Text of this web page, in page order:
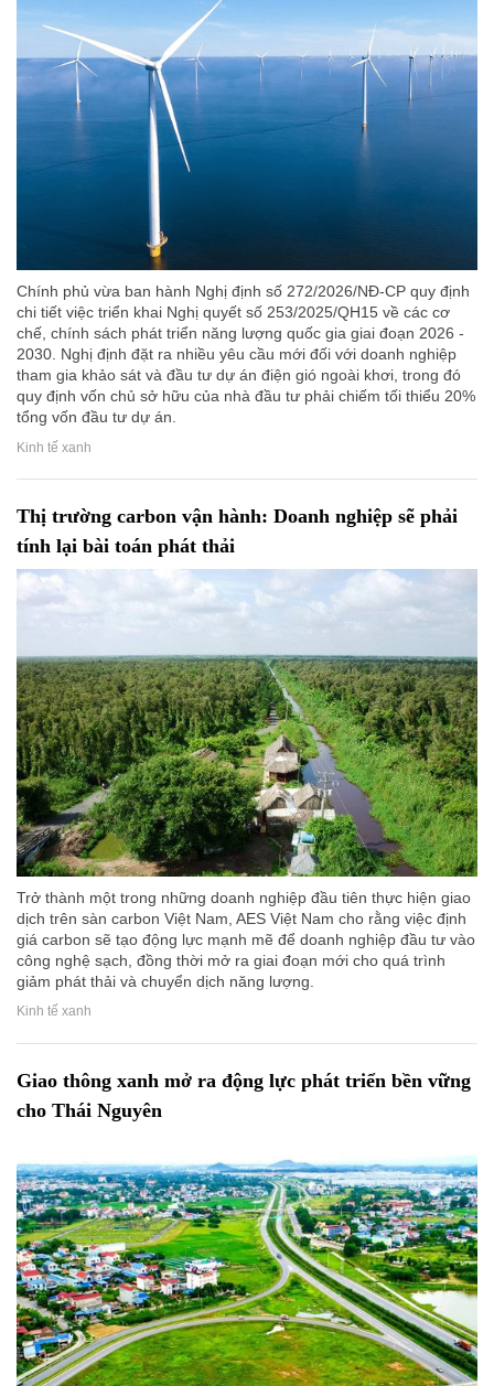
Chính phủ vừa ban hành Nghị định số 272/2026/NĐ-CP quy định
chi tiết việc triển khai Nghị quyết số 253/2025/QH15 về các cơ
chế, chính sách phát triển năng lượng quốc gia giai đoạn 2026 -
2030. Nghị định đặt ra nhiều yêu cầu mới đối với doanh nghiệp
tham gia khảo sát và đầu tư dự án điện gió ngoài khơi, trong đó
quy định vốn chủ sở hữu của nhà đầu tư phải chiếm tối thiểu 20%
tổng vốn đầu tư dự án.
Kinh tế xanh
Thị trường carbon vận hành: Doanh nghiệp sẽ phải
tính lại bài toán phát thải
Trở thành một trong những doanh nghiệp đầu tiên thực hiện giao
dịch trên sàn carbon Việt Nam, AES Việt Nam cho rằng việc định
giá carbon sẽ tạo động lực mạnh mẽ để doanh nghiệp đầu tư vào
công nghệ sạch, đồng thời mở ra giai đoạn mới cho quá trình
giảm phát thải và chuyển dịch năng lượng.
Kinh tế xanh
Giao thông xanh mở ra động lực phát triển bền vững
cho Thái Nguyên